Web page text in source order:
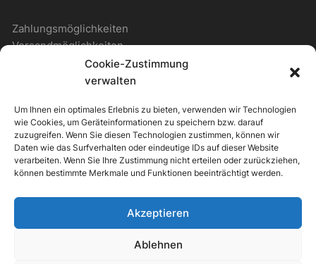
Cookie-Zustimmung
verwalten
Um Ihnen ein optimales Erlebnis zu bieten, verwenden wir Technologien
wie Cookies, um Geräteinformationen zu speichern bzw. darauf
zuzugreifen. Wenn Sie diesen Technologien zustimmen, können wir
Daten wie das Surfverhalten oder eindeutige IDs auf dieser Website
verarbeiten. Wenn Sie Ihre Zustimmung nicht erteilen oder zurückziehen,
können bestimmte Merkmale und Funktionen beeinträchtigt werden.
Akzeptieren
Ablehnen
Zahlungsmöglichkeiten
Versandmöglichkeiten
Kontakt
Newsletter
IPV-EUROPE
Alle Preise inkl. der gesetzlichen MwSt.